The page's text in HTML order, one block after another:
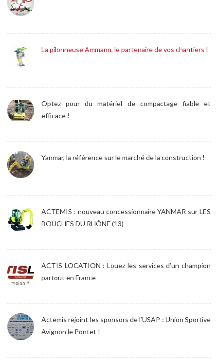
La pilonneuse Ammann, le partenaire de vos chantiers !
Optez pour du matériel de compactage fiable et
efficace !
Yanmar, la référence sur le marché de la construction !
ACTEMIS : nouveau concessionnaire YANMAR sur LES
BOUCHES DU RHÔNE (13)
ACTIS LOCATION : Louez les services d’un champion
partout en France
Actemis rejoint les sponsors de l’USAP : Union Sportive
Avignon le Pontet !